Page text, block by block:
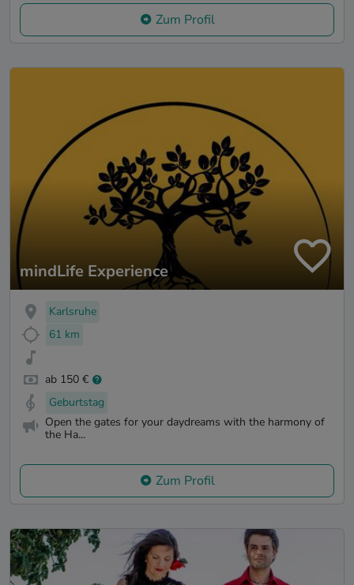
Zum Profil
mindLife Experience
Karlsruhe
61 km
ab 150 €
Geburtstag
Open the gates for your daydreams with the harmony of
the Ha...
Zum Profil